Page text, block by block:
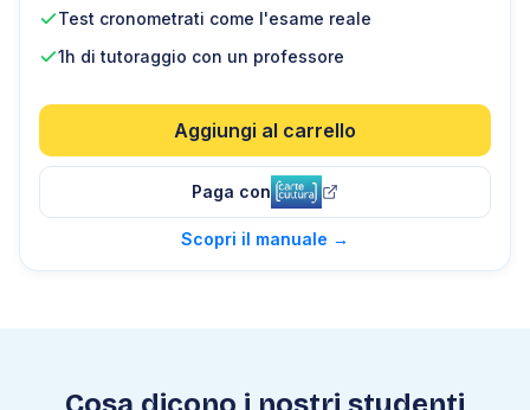
Test cronometrati come l'esame reale
1h di tutoraggio con un professore
Aggiungi al carrello
Paga con
Scopri il manuale →